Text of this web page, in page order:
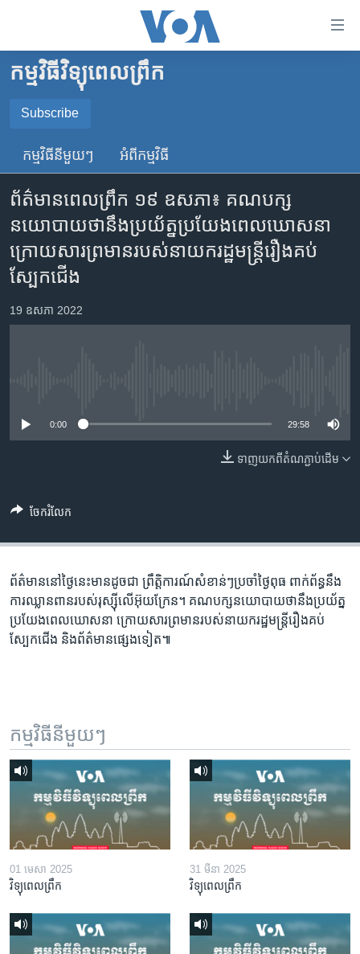
គេហទំព័រ​
ទាក់ទង
រំលង​
ទំព័រ​
ព័ត៌មាន​​
ម្តង
រំលង​
និង​
ចូល​
ទៅ​
ចូល​
ស្វែង​
កម្ពុជា
អន្តរជាតិ
ចិន
ហេឡូវីអូអេ
កម្ពុជាច្នៃប្រតិដ្ឋ
ព្រឹត្តិការណ៍ព័ត៌មាន
ទូរទស្សន៍ / វីដេអូ​
វិទ្យុ / ផតខាសថ៍
បណ្តាញ​សង្គម
ភាសា
កម្មវិធីវិទ្យុពេលព្រឹក
Subscribe
SUBSCRIBE
Spotify
កម្មវិធី​នីមួយៗ អំពី​កម្មវិធី​
ព័ត៌មានពេលព្រឹក ១៩ ឧសភា៖ គណបក្ស​
នយោបាយ​ថា​នឹង​ប្រយ័ត្នប្រយែង​ពេល​ឃោសនា
ក្រោយ​សារ​ព្រមាន​របស់​នាយក​រដ្ឋមន្ត្រី​រឿង​គប់​
ស្បែកជើង
19 ឧសភា 2022
0:00 29:58
ទាញ​យក​ពី​តំណភ្ជាប់​ដើម
ចែករំលែក
ព័ត៌មាន​នៅ​ថ្ងៃនេះ​មាន​ដូចជា ព្រឹត្តិការណ៍​សំខាន់ៗ​ប្រចាំ​ថ្ងៃពុធ ពាក់ព័ន្ធនឹង​
ការឈ្លានពាន​របស់​រុស្ស៊ី​លើ​អ៊ុយក្រែន។ គណបក្ស​នយោបាយ​ថា​នឹង​ប្រយ័ត្ន
ប្រយែង​ពេល​ឃោសនា ក្រោយ​សារ​ព្រមាន​របស់​នាយក​រដ្ឋមន្ត្រី​រឿង​គប់​
ស្បែកជើង និង​ព័ត៌មាន​ផ្សេង​ទៀត៕
កម្មវិធី​នីមួយៗ
01 មេសា 2025
វិទ្យុពេលព្រឹក
31 មីនា 2025
វិទ្យុពេលព្រឹក